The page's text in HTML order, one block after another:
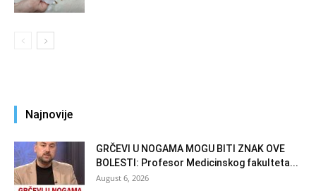
Najnovije
GRČEVI U NOGAMA MOGU BITI ZNAK OVE
BOLESTI: Profesor Medicinskog fakulteta...
August 6, 2026